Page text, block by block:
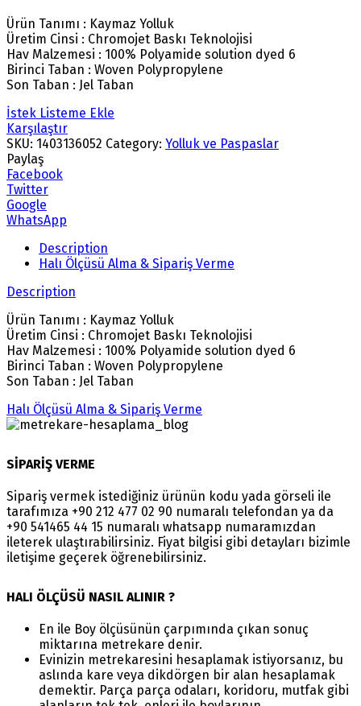
Ürün Tanımı : Kaymaz Yolluk
Üretim Cinsi : Chromojet Baskı Teknolojisi
Hav Malzemesi : 100% Polyamide solution dyed 6
Birinci Taban : Woven Polypropylene
Son Taban : Jel Taban
İstek Listeme Ekle
Karşılaştır
SKU: 1403136052 Category: Yolluk ve Paspaslar
Paylaş
Facebook
Twitter
Google
WhatsApp
Description
Halı Ölçüsü Alma & Sipariş Verme
Description
Ürün Tanımı : Kaymaz Yolluk
Üretim Cinsi : Chromojet Baskı Teknolojisi
Hav Malzemesi : 100% Polyamide solution dyed 6
Birinci Taban : Woven Polypropylene
Son Taban : Jel Taban
Halı Ölçüsü Alma & Sipariş Verme
SİPARİŞ VERME
Sipariş vermek istediğiniz ürünün kodu yada görseli ile
tarafımıza +90 212 477 02 90 numaralı telefondan ya da
+90 541465 44 15 numaralı whatsapp numaramızdan
ileterek ulaştırabilirsiniz. Fiyat bilgisi gibi detayları bizimle
iletişime geçerek öğrenebilirsiniz.
HALI ÖLÇÜSÜ NASIL ALINIR ?
En ile Boy ölçüsünün çarpımında çıkan sonuç
miktarına metrekare denir.
Evinizin metrekaresini hesaplamak istiyorsanız, bu
aslında kare veya dikdörgen bir alan hesaplamak
demektir. Parça parça odaları, koridoru, mutfak gibi